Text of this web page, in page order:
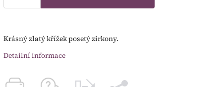
Krásný zlatý křížek posetý zirkony.
Detailní informace